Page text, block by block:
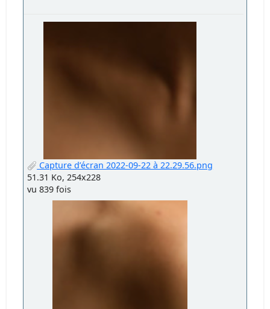
Capture d’écran 2022-09-22 à 22.29.56.png
51.31 Ko, 254x228
vu 839 fois